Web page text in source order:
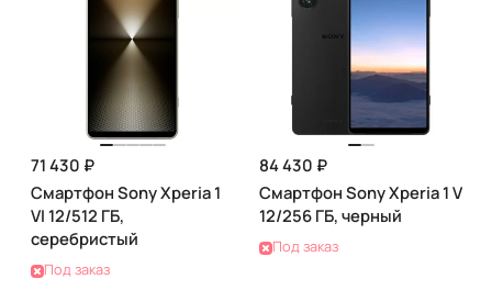
71 430 ₽
Смартфон Sony Xperia 1
VI 12/512 ГБ,
серебристый
Под заказ
84 430 ₽
Смартфон Sony Xperia 1 V
12/256 ГБ, черный
Под заказ